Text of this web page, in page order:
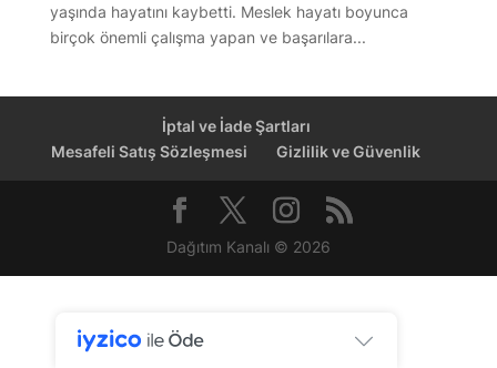
yaşında hayatını kaybetti. Meslek hayatı boyunca
birçok önemli çalışma yapan ve başarılara...
İptal ve İade Şartları
Mesafeli Satış Sözleşmesi
Gizlilik ve Güvenlik
Dağıtım Kanalı © 2026